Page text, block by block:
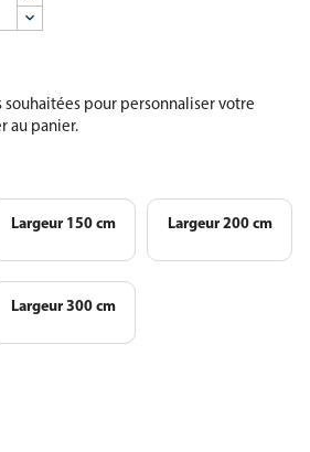
pour personnaliser votre
au panier.
Largeur 150 cm Largeur 200 cm
Largeur 300 cm